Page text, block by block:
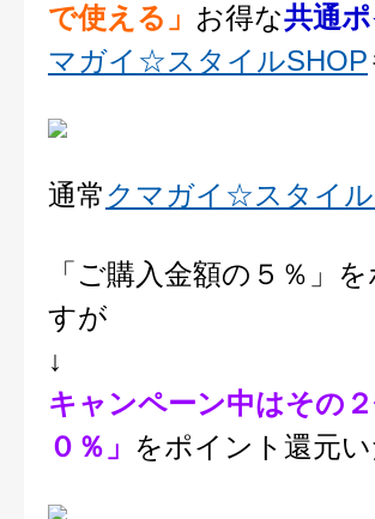
で使える」 お得な共通
マガイ☆スタイルSHOP
通常クマガイ☆スタイ
「ご購入金額の５％」
すが
↓
キャンペーン中はその
０％」 をポイント還元